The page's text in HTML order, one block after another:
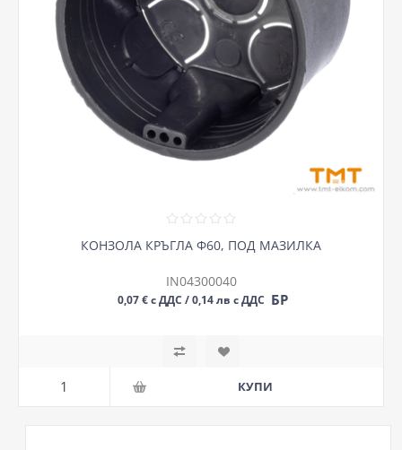
КОНЗОЛА КРЪГЛА Ф60, ПОД МАЗИЛКА
IN04300040
0,07 € с ДДС / 0,14 лв с ДДС БР